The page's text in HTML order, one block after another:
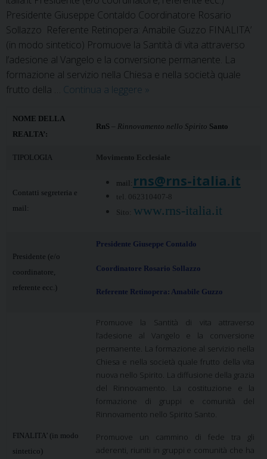
Presidente Giuseppe Contaldo Coordinatore Rosario
Sollazzo Referente Retinopera: Amabile Guzzo FINALITA’
(in modo sintetico) Promuove la Santità di vita attraverso
l’adesione al Vangelo e la conversione permanente. La
formazione al servizio nella Chiesa e nella società quale
frutto della … Continua a leggere RnS
Santo
»
NOME DELLA
REALTA’:
RnS – Rinnovamento nello Spirito Santo
TIPOLOGIA Movimento Ecclesiale
Contatti segreteria e
mail:
mail: rns@rns-italia.it
tel. 062310407-8
Sito: www.rns-italia.it
Presidente (e/o
coordinatore,
referente ecc.)
Presidente Giuseppe Contaldo
Coordinatore Rosario Sollazzo
Referente Retinopera: Amabile Guzzo
FINALITA’ (in modo
sintetico)
Promuove la Santità di vita attraverso
l’adesione al Vangelo e la conversione
permanente. La formazione al servizio nella
Chiesa e nella società quale frutto della vita
nuova nello Spirito. La diffusione della grazia
del Rinnovamento. La costituzione e la
formazione di gruppi e comunità del
Rinnovamento nello Spirito Santo.
Promuove un cammino di fede tra gli
aderenti, riuniti in gruppi e comunità che ha